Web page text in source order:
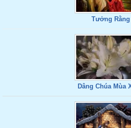
Tưởng Rằng
Dâng Chúa Mùa